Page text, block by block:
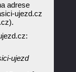
adrese
ujezd.cz
ujezd